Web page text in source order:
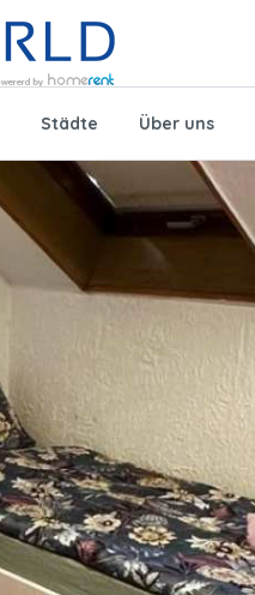
Städte Über uns